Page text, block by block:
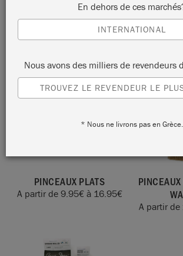
PINCEAUX POUR LA CHALK
PAINT™
PINCEAUX PLATS
A partir de 9.95€à 16.95€
A partir de
En dehors de ces
INTERNATIONAL
Nous avons des milliers de revendeurs
TROUVEZ LE REVENDEUR LE
* Nous ne livrons pas en Grèce.